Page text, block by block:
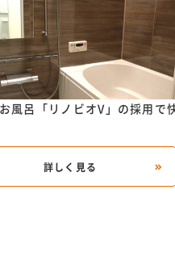
風呂「リノビオV」の採用で
詳しく見る